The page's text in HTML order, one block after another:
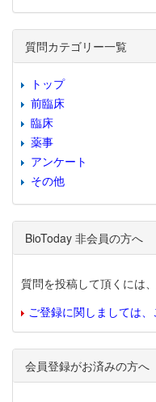
質問カテゴリー一覧
トップ
前臨床
臨床
薬事
アンケート
その他
BioToday 非会員の方へ
質問を投稿して頂くには
ご登録に関しましては、
会員登録がお済みの方へ